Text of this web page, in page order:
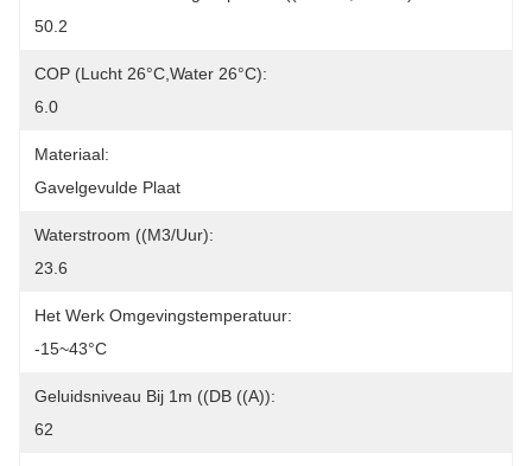
50.2
COP (lucht 26°C,water 26°C):
6.0
Materiaal:
Gavelgevulde Plaat
Waterstroom ((m3/uur):
23.6
Het Werk Omgevingstemperatuur:
-15~43°C
Geluidsniveau Bij 1m ((dB ((A)):
62